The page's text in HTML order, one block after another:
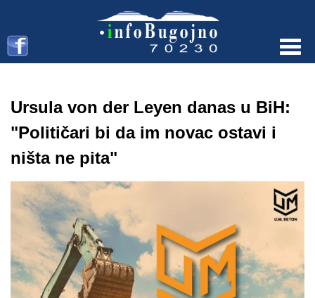
Ursula von der Leyen danas u BiH:
"Političari bi da im novac ostavi i
ništa ne pita"